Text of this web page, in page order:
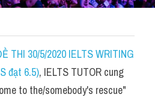
THI 30/5/2020 IELTS WRITING
đạt 6.5), IELTS TUTOR cung
to the/somebody's rescue"